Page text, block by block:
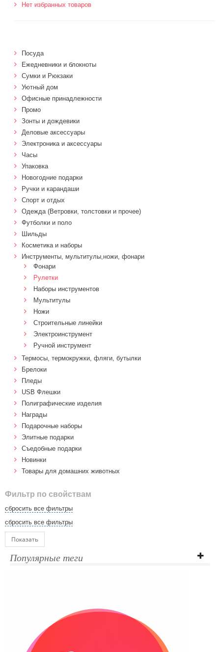
Нет избранных товаров
Посуда
Ежедневники и блокноты
Сумки и Рюкзаки
Уютный дом
Офисные принадлежности
Промо
Зонты и дождевики
Деловые аксессуары
Электроника и аксессуары
Часы
Упаковка
Новогодние подарки
Ручки и карандаши
Спорт и отдых
Одежда (Ветровки, толстовки и прочее)
Футболки и поло
Шильды
Косметика и наборы
Инструменты, мультитулы,ножи, фонари
Фонари
Рулетки
Наборы инструментов
Мультитулы
Ножи
Строительные линейки
Электроинструмент
Ручной инструмент
Термосы, термокружки, фляги, бутылки
Брелоки
Пледы
USB Флешки
Полиграфические изделия
Награды
Подарочные наборы
Элитные подарки
Cъедобные подарки
Новинки
Товары для домашних животных
Фильтр по свойствам
сбросить все фильтры
сбросить все фильтры
Показать
Популярные теги